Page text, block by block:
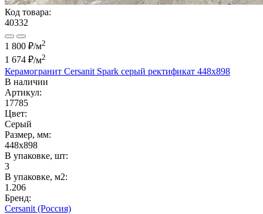
Код товара:
40332
1 800 ₽/м2
1 674 ₽/м2
Керамогранит Cersanit Spark серый ректификат 448x898
В наличии
Артикул:
17785
Цвет:
Серый
Размер, мм:
448x898
В упаковке, шт:
3
В упаковке, м2:
1.206
Бренд:
Cersanit (Россия)